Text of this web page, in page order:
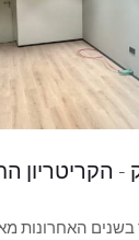
הקריטריון
האחרונות